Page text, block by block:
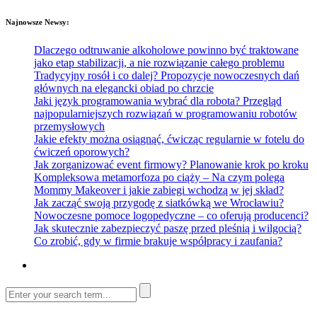
Najnowsze Newsy:
Dlaczego odtruwanie alkoholowe powinno być traktowane
jako etap stabilizacji, a nie rozwiązanie całego problemu
Tradycyjny rosół i co dalej? Propozycje nowoczesnych dań
głównych na elegancki obiad po chrzcie
Jaki język programowania wybrać dla robota? Przegląd
najpopularniejszych rozwiązań w programowaniu robotów
przemysłowych
Jakie efekty można osiągnąć, ćwicząc regularnie w fotelu do
ćwiczeń oporowych?
Jak zorganizować event firmowy? Planowanie krok po kroku
Kompleksowa metamorfoza po ciąży – Na czym polega
Mommy Makeover i jakie zabiegi wchodzą w jej skład?
Jak zacząć swoją przygodę z siatkówką we Wrocławiu?
Nowoczesne pomoce logopedyczne – co oferują producenci?
Jak skutecznie zabezpieczyć paszę przed pleśnią i wilgocią?
Co zrobić, gdy w firmie brakuje współpracy i zaufania?